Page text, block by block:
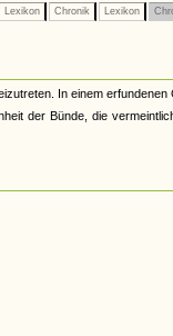
Lexikon Chronik Lexikon
In einem
der Bünde, die